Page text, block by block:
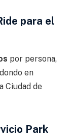
para el
por persona,
en
Ciudad de
Park